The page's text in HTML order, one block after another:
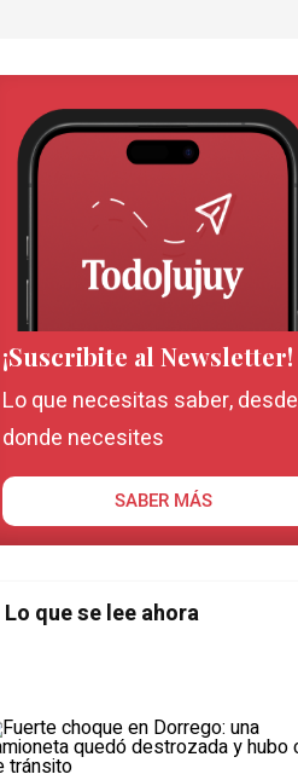
¡Suscribite al Newsletter!
Lo que necesitas saber, desde
donde necesites
SABER MÁS
Lo que se lee ahora